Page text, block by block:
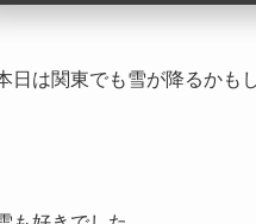
は関東でも雪が降るかも